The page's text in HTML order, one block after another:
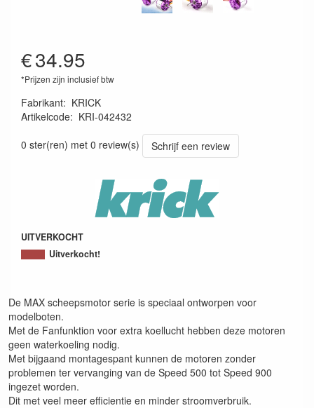
€34.95
*Prijzen zijn inclusief btw
Fabrikant: KRICK
Artikelcode: KRI-042432
0 ster(ren) met 0 review(s)
Schrijf een review
UITVERKOCHT
Uitverkocht!
De MAX scheepsmotor serie is speciaal ontworpen voor
modelboten.
Met de Fanfunktion voor extra koellucht hebben deze motoren
geen waterkoeling nodig.
Met bijgaand montagespant kunnen de motoren zonder
problemen ter vervanging van de Speed 500 tot Speed 900
ingezet worden.
Dit met veel meer efficientie en minder stroomverbruik.